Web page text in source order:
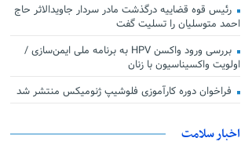
رئیس قوه قضاییه درگذشت مادر سردار جاویدالاثر حاج
احمد متوسلیان را تسلیت گفت
بررسی ورود واکسن HPV به برنامه ملی ایمن‌سازی /
اولویت واکسیناسیون با زنان
فراخوان دوره کارآموزی فلوشیپ ژنومیکس منتشر شد
اخبار سلامت